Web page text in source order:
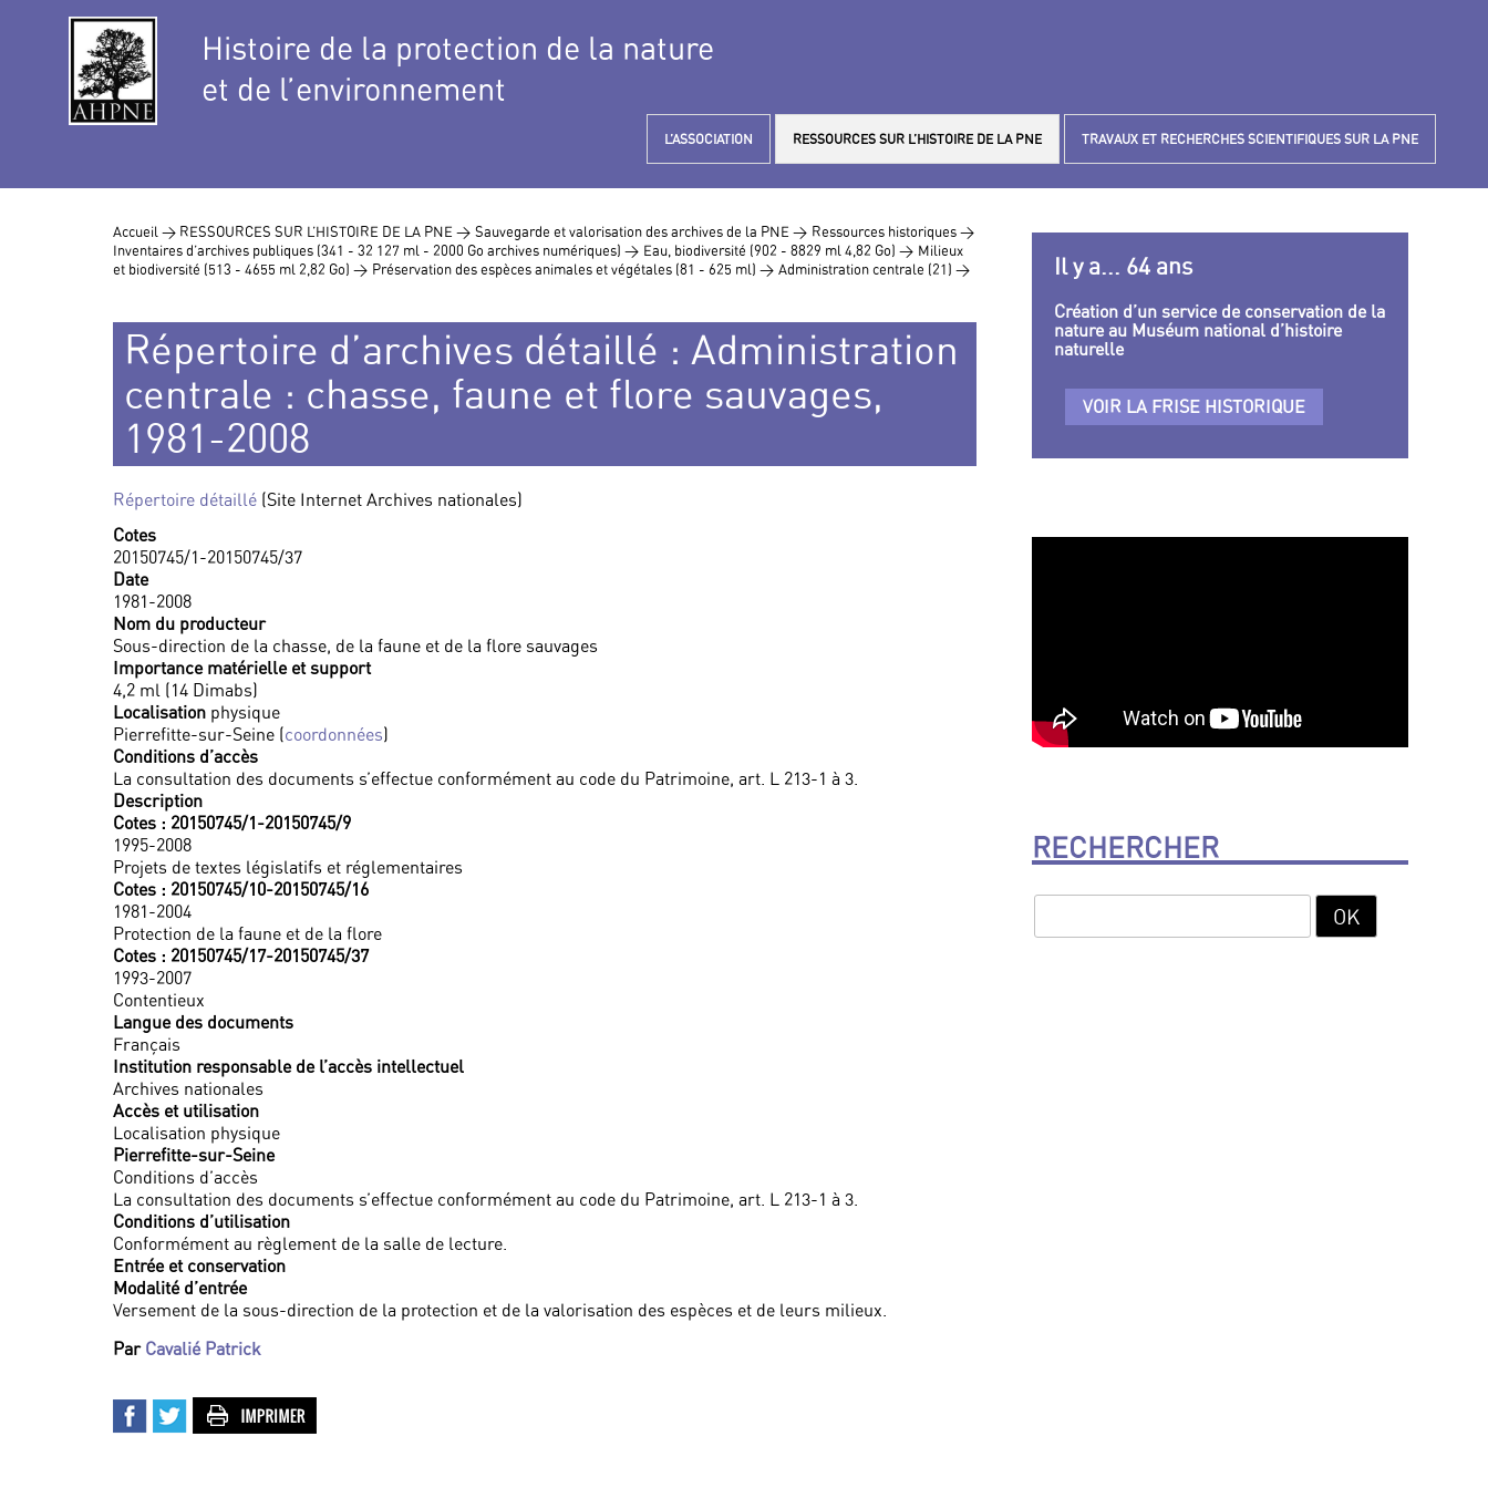
Histoire de la protection de la nature
et de l’environnement
L’ASSOCIATION RESSOURCES SUR L’HISTOIRE DE LA PNE TRAVAUX ET RECHERCHES SCIENTIFIQUES SUR LA PNE
Accueil > RESSOURCES SUR L’HISTOIRE DE LA PNE > Sauvegarde et valorisation des archives de la PNE > Ressources historiques >
Inventaires d’archives publiques (341 - 32 127 ml - 2000 Go archives numériques) > Eau, biodiversité (902 - 8829 ml 4,82 Go) > Milieux
et biodiversité (513 - 4655 ml 2,82 Go) > Préservation des espèces animales et végétales (81 - 625 ml) > Administration centrale (21) >
Répertoire d’archives détaillé : Administration
centrale : chasse, faune et flore sauvages,
1981-2008
Répertoire détaillé (Site Internet Archives nationales)
Cotes
20150745/1-20150745/37
Date
1981-2008
Nom du producteur
Sous-direction de la chasse, de la faune et de la flore sauvages
Importance matérielle et support
4,2 ml (14 Dimabs)
Localisation physique
Pierrefitte-sur-Seine (coordonnées)
Conditions d’accès
La consultation des documents s’effectue conformément au code du Patrimoine, art. L 213-1 à 3.
Description
Cotes : 20150745/1-20150745/9
1995-2008
Projets de textes législatifs et réglementaires
Cotes : 20150745/10-20150745/16
1981-2004
Protection de la faune et de la flore
Cotes : 20150745/17-20150745/37
1993-2007
Contentieux
Langue des documents
Français
Institution responsable de l’accès intellectuel
Archives nationales
Accès et utilisation
Localisation physique
Pierrefitte-sur-Seine
Conditions d’accès
La consultation des documents s’effectue conformément au code du Patrimoine, art. L 213-1 à 3.
Conditions d’utilisation
Conformément au règlement de la salle de lecture.
Entrée et conservation
Modalité d’entrée
Versement de la sous-direction de la protection et de la valorisation des espèces et de leurs milieux.
Par Cavalié Patrick
Il y a... 64 ans
Création d’un service de conservation de la
nature au Muséum national d’histoire
naturelle
VOIR LA FRISE HISTORIQUE
RECHERCHER